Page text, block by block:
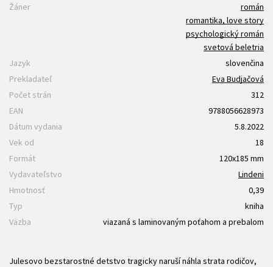
Žáner
román
romantika, love story
psychologický román
svetová beletria
Jazyk
slovenčina
Prekladateľ
Eva Budjačová
Počet strán
312
EAN
9788056628973
Dátum vydania
5.8.2022
Vek od
18
Formát
120x185 mm
Vydavateľstvo
Lindeni
Hmotnosť
0,39
Typ
kniha
Väzba
viazaná s laminovaným poťahom a prebalom
Julesovo bezstarostné detstvo tragicky naruší náhla strata rodičov,